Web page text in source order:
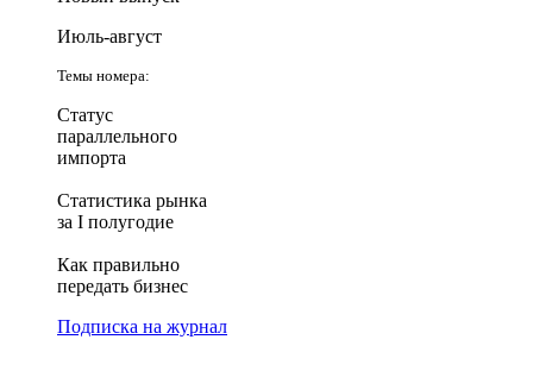
Июль-август
Темы номера:
Статус
параллельного
импорта
Статистика рынка
за I полугодие
Как правильно
передать бизнес
Подписка на журнал